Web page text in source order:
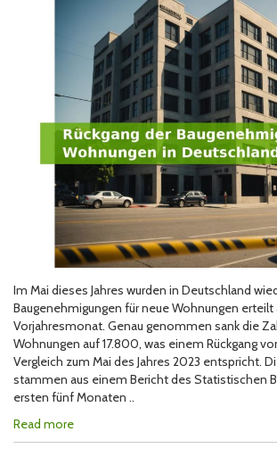
Im Mai dieses Jahres wurden in Deutschland
Baugenehmigungen für neue Wohnungen erteilt
Vorjahresmonat. Genau genommen sank die
Wohnungen auf 17.800, was einem Rückgang
Vergleich zum Mai des Jahres 2023 entspricht.
stammen aus einem Bericht des Statistischen
ersten fünf Monaten ..
Read more